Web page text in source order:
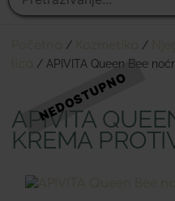
/ /
/ APIVITA Queen Bee
APIVITA
KREMA